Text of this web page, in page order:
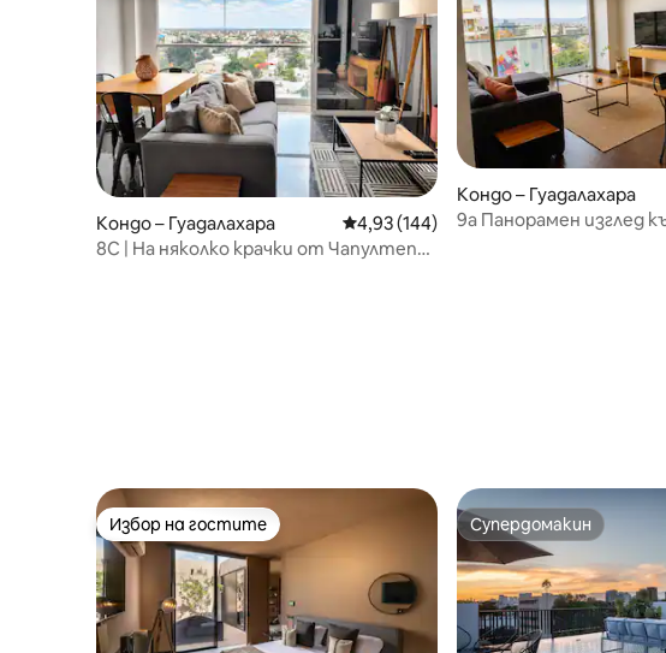
Кондо – Гуадалахара Средна оценка: 4,93 от 5, 144
4,93 (144)
8C | На няколко крачки от Чапултепек
Кондо – Гуадалахара
9а Панорамен изглед
Избор на гостите
Избор на гостите Супердомакин
Супердомакин